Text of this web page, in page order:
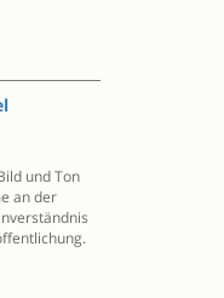
und Ton
an der